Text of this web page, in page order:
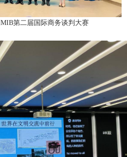
MIB第二届国际商务谈判大赛